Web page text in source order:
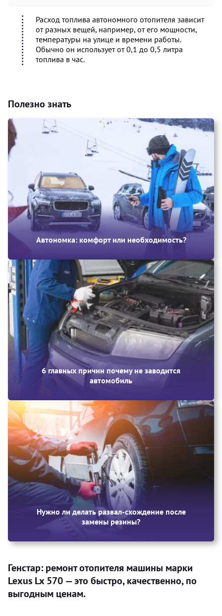
Расход топлива автономного отопителя зависит
от разных вещей, например, от его мощности,
температуры на улице и времени работы.
Обычно он использует от 0,1 до 0,5 литра
топлива в час.
Полезно знать
Автономка: комфорт или необходимость?
6 главных причин почему не заводится
автомобиль
Нужно ли делать развал-схождение после
замены резины?
Генстар: ремонт отопителя машины марки
Lexus Lx 570 — это быстро, качественно, по
выгодным ценам.